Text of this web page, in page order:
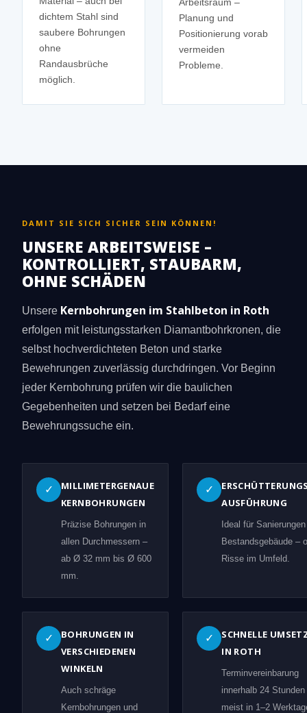
dichtem Stahl sind
saubere Bohrungen
ohne
Randausbrüche
möglich.
Planung und
Positionierung vorab
vermeiden
Probleme.
DAMIT SIE SICH SICHER SEIN KÖNNEN!
UNSERE ARBEITSWEISE –
KONTROLLIERT, STAUBARM,
OHNE SCHÄDEN
Unsere Kernbohrungen im Stahlbeton in Roth
erfolgen mit leistungsstarken Diamantbohrkronen, die
selbst hochverdichteten Beton und starke
Bewehrungen zuverlässig durchdringen. Vor Beginn
jeder Kernbohrung prüfen wir die baulichen
Gegebenheiten und setzen bei Bedarf eine
Bewehrungssuche ein.
✓
MILLIMETERGENAUE
KERNBOHRUNGEN
Präzise Bohrungen in
allen Durchmessern –
ab Ø 32 mm bis Ø 600
mm.
✓
AUSFÜHRUNG
Ideal für
Bestandsgebäude –
Risse im Umfeld.
✓
BOHRUNGEN IN
VERSCHIEDENEN
WINKELN
Auch schräge
Kernbohrungen und
✓
SCHNELLE
IN ROTH
Terminvereinbarung
innerhalb 24 Stunden
meist in 1–2